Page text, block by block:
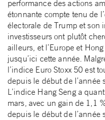
performance des actions
étonnante compte tenu de
électorale de Trump et son
investisseurs ont plutôt
ailleurs, et l’Europe et
jusqu’ici cette année.
l’indice Euro Stoxx 50 est
depuis le début de l’année
L’indice Hang Seng a
mars, avec un gain de 1,1
depuis le début de l’année